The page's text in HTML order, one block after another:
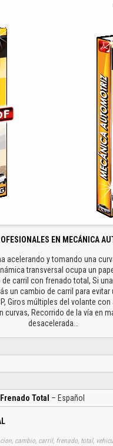
EN MECÁNICA
acelerando y tomando una
transversal ocupa un
carril con frenado total, Si
un cambio de carril para
Giros múltiples del volante
Recorrido de la vía en
desacelerada…
Total – Español
cambio, carril, frenado, total,